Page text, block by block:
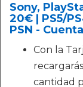
Sony,
20€ | PS5/
PSN -
Con la
cantidad